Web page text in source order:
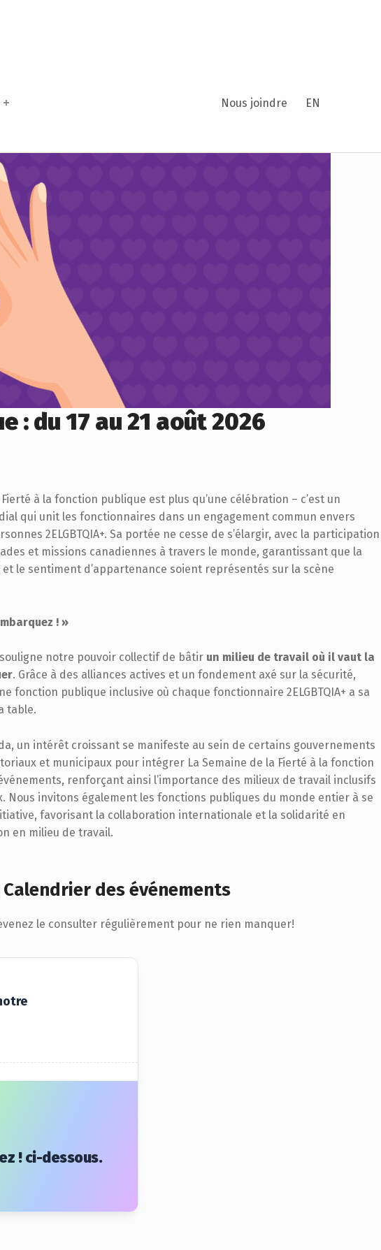
Nous joindre EN
: du 17 au 21 août 2026
à la fonction publique est plus qu’une célébration – c’est un
qui unit les fonctionnaires dans un engagement commun envers
2ELGBTQIA+. Sa portée ne cesse de s’élargir, avec la participation
et missions canadiennes à travers le monde, garantissant que la
et le sentiment d’appartenance soient représentés sur la scène
! »
souligne notre pouvoir collectif de bâtir un milieu de travail où il vaut la
. Grâce à des alliances actives et un fondement axé sur la sécurité,
fonction publique inclusive où chaque fonctionnaire 2ELGBTQIA+ a sa
table.
un intérêt croissant se manifeste au sein de certains gouvernements
et municipaux pour intégrer La Semaine de la Fierté à la fonction
renforçant ainsi l’importance des milieux de travail inclusifs
Nous invitons également les fonctions publiques du monde entier à se
favorisant la collaboration internationale et la solidarité en
en milieu de travail.
des événements
le consulter régulièrement pour ne rien manquer!
! ci-dessous.